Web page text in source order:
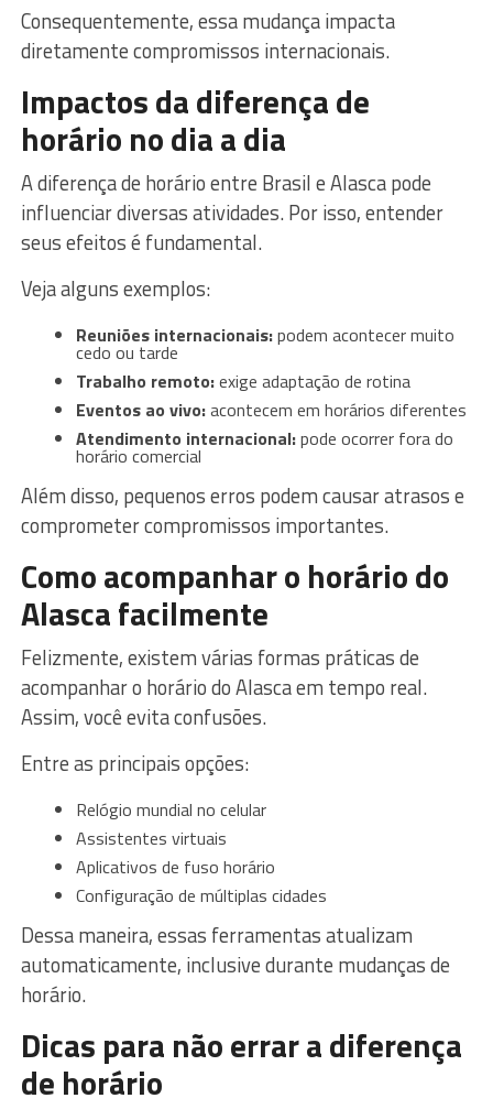
Consequentemente, essa mudança impacta
diretamente compromissos internacionais.
Impactos da diferença de
horário no dia a dia
A diferença de horário entre Brasil e Alasca pode
influenciar diversas atividades. Por isso, entender
seus efeitos é fundamental.
Veja alguns exemplos:
Reuniões internacionais:podem acontecer muito
cedo ou tarde
Trabalho remoto:exige adaptação de rotina
Eventos ao vivo:acontecem em horários diferentes
Atendimento internacional:pode ocorrer fora do
horário comercial
Além disso, pequenos erros podem causar atrasos e
comprometer compromissos importantes.
Como acompanhar o horário do
Alasca facilmente
Felizmente, existem várias formas práticas de
acompanhar o horário do Alasca em tempo real.
Assim, você evita confusões.
Entre as principais opções:
Relógio mundial no celular
Assistentes virtuais
Aplicativos de fuso horário
Configuração de múltiplas cidades
Dessa maneira, essas ferramentas atualizam
automaticamente, inclusive durante mudanças de
horário.
Dicas para não errar a diferença
de horário